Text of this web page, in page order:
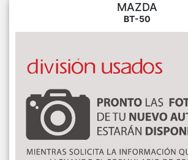
MAZDA
BT-50